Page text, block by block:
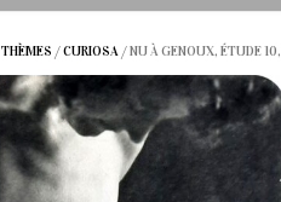
THÈMES /CURIOSA / NU À GENOUX, ÉTUDE